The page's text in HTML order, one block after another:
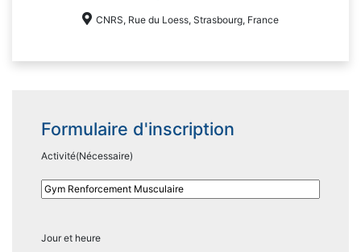
CNRS, Rue du Loess, Strasbourg, France
Formulaire d'inscription
Activité(Nécessaire)
Jour et heure